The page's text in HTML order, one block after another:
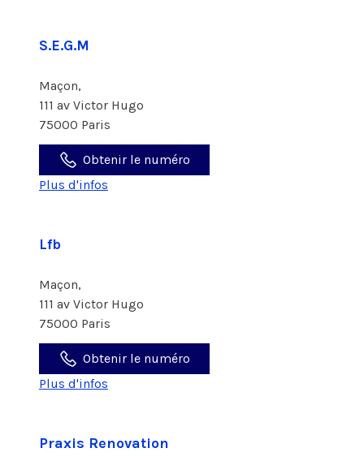
S.E.G.M
Maçon,
111 av Victor Hugo
75000 Paris
Obtenir le numéro
Plus d'infos
Lfb
Maçon,
111 av Victor Hugo
75000 Paris
Obtenir le numéro
Plus d'infos
Praxis Renovation